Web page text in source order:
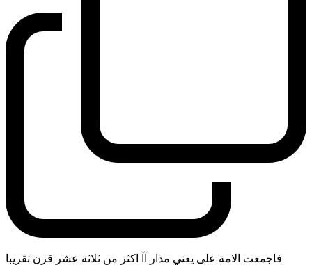
فاجمعت الامة على يعني مدار آآ اكثر من ثلاثة عشر قرن تقريبا